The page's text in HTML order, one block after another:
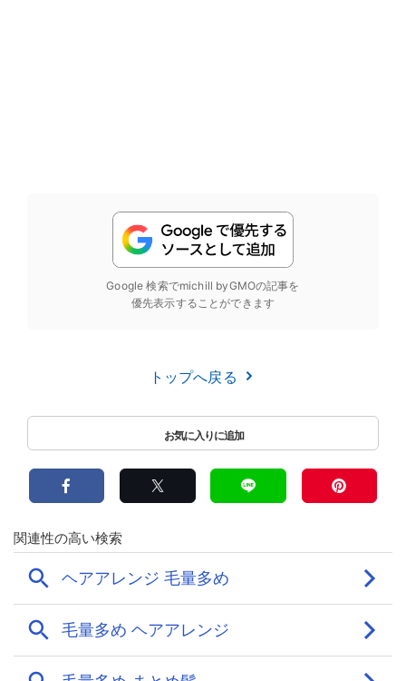
Google 検索でmichill byGMOの記事を
優先表示することができます
トップへ戻る